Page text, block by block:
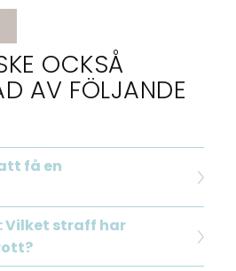
OCKSÅ
AV FÖLJANDE
få en
straff har